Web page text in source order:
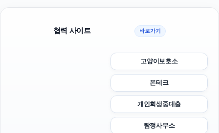
협력 사이트 바로가기
고양이보호소
폰테크
개인회생중대출
탐정사무소